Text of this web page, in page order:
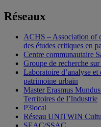
Réseaux
ACHS – Association of
des études critiques en
Centre communautaire
Groupe de recherche
Laboratoire d’analyse
patrimoine urbain
Master Erasmus
Territoires de l’Industrie
P3local
Réseau UNITWIN